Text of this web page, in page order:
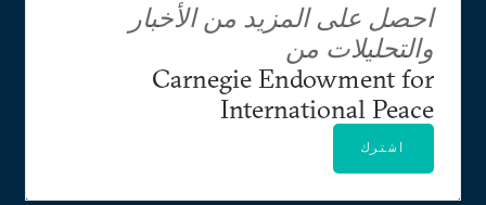
احصل على المزيد من الأخبار
والتحليلات من
Carnegie Endowment for
International Peace
اشترك